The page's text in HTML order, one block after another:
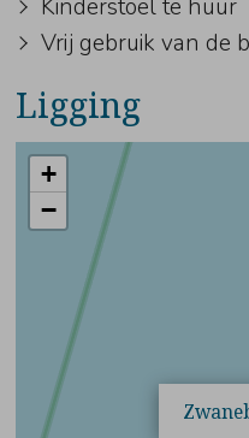
Kinderstoel te huur
Vrij gebruik van de
Ligging
+
−